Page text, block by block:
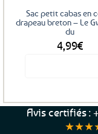
Sac petit cabas en
drapeau breton – Le
du
4,99€
Avis certifiés :